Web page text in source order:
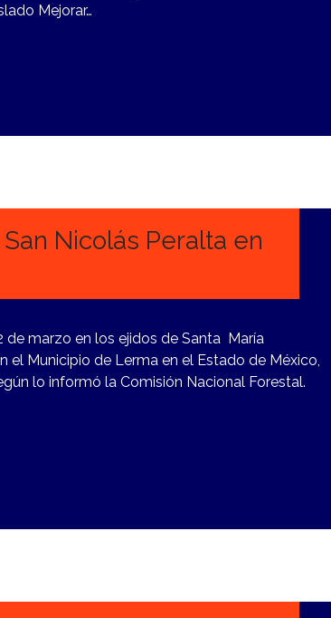
Mejorar…
Nicolás Peralta en
de marzo en los ejidos de Santa María
el Municipio de Lerma en el Estado de México,
lo informó la Comisión Nacional Forestal.